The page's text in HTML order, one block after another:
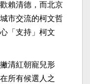
賴清德，而北京
市交流的柯文哲
「支持」柯文
清紅朝寵兒形
所有候選人之